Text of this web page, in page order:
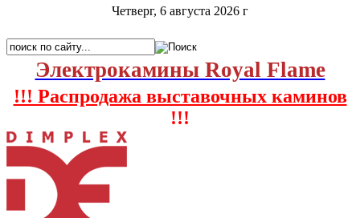
Четверг, 6 августа 2026 г
Электрокамины Royal Flame
!!! Распродажа выставочных каминов
!!!